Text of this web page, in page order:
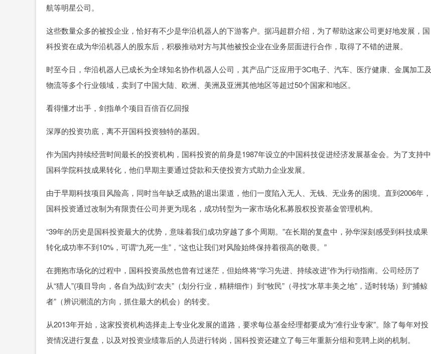
航等明星公司。
这些数量众多的被投企业，恰好有不少是华沿机器人的下游客户。据冯超群介绍，为了帮助这家公司更好地发展，国
科投资在成为华沿机器人的股东后，积极推动对方与其他被投企业在业务层面进行合作，取得了不错的进展。
时至今日，华沿机器人已成长为全球知名协作机器人公司，其产品广泛应用于3C电子、汽车、医疗健康、金属加工及
物流等多个行业领域，卖到了中国大陆、欧洲、美洲及亚洲其他地区等超过50个国家和地区。
看得懂才出手，剑指单个项目百倍百亿回报
深厚的投资功底，离不开国科投资独特的基因。
作为国内持续经营时间最长的投资机构，国科投资的前身是1987年设立的中国科技促进经济发展基金会。为了支持中
国科学院科技成果转化，他们早期主要通过贷款和天使投资方式助力企业发展。
由于早期科技项目风险高，同时当年缺乏成熟的退出渠道，他们一度陷入无人、无钱、无业务的困境。直到2006年，
国科投资通过改制为有限责任公司并更为现名，成功转型为一家市场化私募股权投资基金管理机构。
“39年的历史是国科投资最大的优势，意味着我们成功穿越了多个周期。”在长期的复盘中，孙华深刻感受到科技成果
转化成功率不到10%，可谓“九死一生”，“这也让我们对风险始终保持着很高的敬畏。”
在拥抱市场化的过程中，国科投资虽然也曾有过迷茫，但始终将“学习先进、持续改进”作为行动指南。公司经历了
从“猎人”(项目导向，各自为战)到“农夫”（划分行业，精耕细作）到“牧民”（寻找“水草丰美之地”，适时转场）到“捕鲸
者”（辨识潮流的方向，抓住最大的机会）的转变。
从2013年开始，这家投资机构选择走上专业化发展的道路，要求每位基金经理都要成为“准行业专家”。除了每年对投
资情况进行复盘，以及对投资业绩靠后的人员进行转岗，国科投资还建立了每三年重新分组和竞聘上岗的机制。